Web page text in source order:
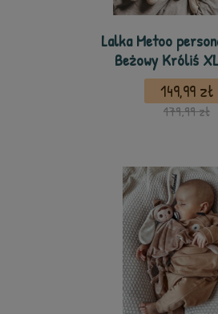
Lalka Metoo
Beżowy Króliś
149,99 zł
179,99 zł